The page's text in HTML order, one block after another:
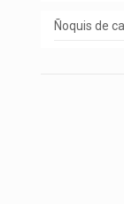
Ñoquis de